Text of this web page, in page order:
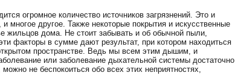
огромное количество источников загрязнений. Это и
многое другое. Также некоторые покрытия и искусственные
дома. Не стоит забывать и об обычной пыли,
факторы в сумме дают результат, при котором находиться
пространстве. Ведь мы всем этим дышим, и
или заболевание дыхательной системы достаточно
не беспокоиться обо всех этих неприятностях,